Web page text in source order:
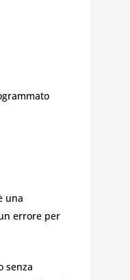
una
errore per
senza